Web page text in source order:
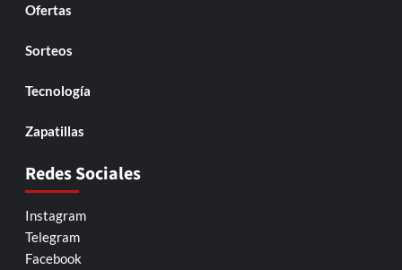
Ofertas
Sorteos
Tecnología
Zapatillas
Redes Sociales
Instagram
Telegram
Facebook